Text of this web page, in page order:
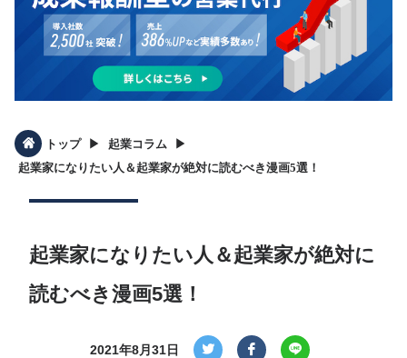
トップ ▶︎ 起業コラム ▶︎
起業家になりたい人＆起業家が絶対に読むべき漫画5選！
起業家になりたい人＆起業家が絶対に
読むべき漫画5選！
2021年8月31日